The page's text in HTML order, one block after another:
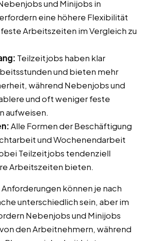
und Minijobs in
eine höhere Flexibilität
Arbeitszeiten im Vergleich zu
Teilzeitjobs haben klar
und bieten mehr
während Nebenjobs und
und oft weniger feste
aufweisen.
Alle Formen der Beschäftigung
und Wochenendarbeit
Teilzeitjobs tendenziell
Arbeitszeiten bieten.
können je nach
unterschiedlich sein, aber im
Nebenjobs und Minijobs
den Arbeitnehmern, während